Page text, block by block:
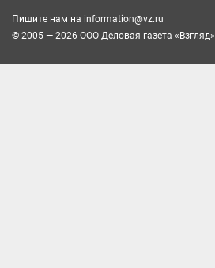
Пишите нам на information@vz.ru
© 2005 — 2026 ООО Деловая газета «Взгляд»